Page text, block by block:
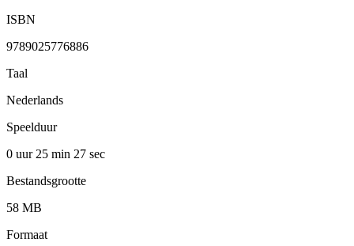
ISBN
9789025776886
Taal
Nederlands
Speelduur
0 uur 25 min 27 sec
Bestandsgrootte
58 MB
Formaat